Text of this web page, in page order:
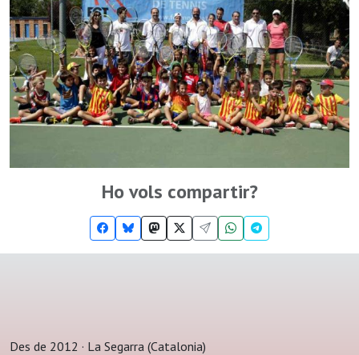
Ho vols compartir?
Des de 2012 · La Segarra (Catalonia)